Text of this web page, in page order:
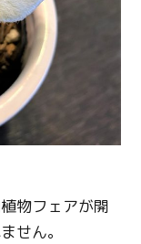
物フェアが開
せん。